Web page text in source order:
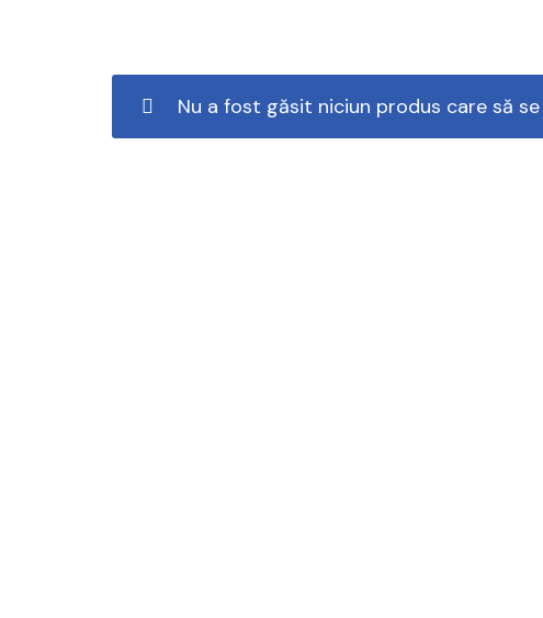
Nu a fost găsit niciun produs care să